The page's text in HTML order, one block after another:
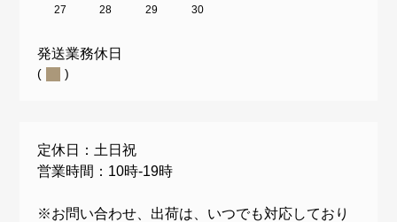
27
28 29 30
発送業務休日
( )
定休日：土日祝
営業時間：10時-19時
※お問い合わせ、出荷は、いつでも対応しており